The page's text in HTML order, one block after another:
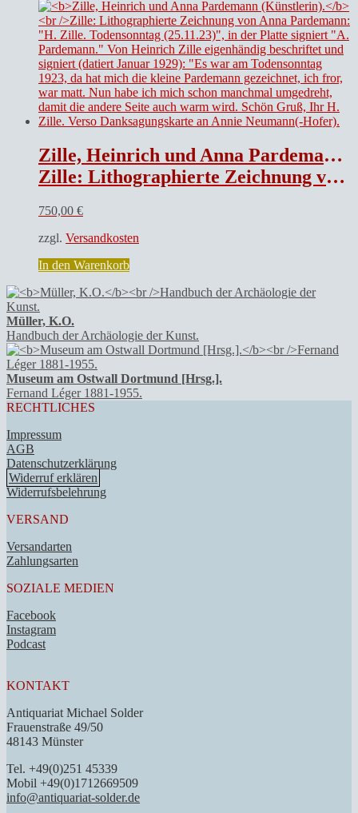
Zille, Heinrich und Anna Pardemann (Künstlerin).
Zille: Lithographierte Zeichnung von Anna Pardemann: „H. Zille. Todensonntag (25.11.23)“, in der Platte signiert „A. Pardemann.“ Von Heinrich Zille eigenhändig beschriftet und signiert (datiert Januar 1929): „Es war am Todensonntag 1923, da hat mich die kleine Pardemann gezeichnet, ich fror, war matt. Nun habe ich mich schon manchmal umgedreht, damit die andere Seite auch warm wird. Schön Gruß, Ihr H. Zille. Verso Danksagungskarte an Annie Neumann(-Hofer).
750,00 €
zzgl. Versandkosten
In den Warenkorb
Müller, K.O.
Handbuch der Archäologie der Kunst.
Museum am Ostwall Dortmund [Hrsg.].
Fernand Léger 1881-1955.
RECHTLICHES
Impressum
AGB
Datenschutzerklärung
Widerruf erklären
Widerrufsbelehrung
VERSAND
Versandarten
Zahlungsarten
SOZIALE MEDIEN
Facebook
Instagram
Podcast
KONTAKT
Antiquariat Michael Solder
Frauenstraße 49/50
48143 Münster
Tel. +49(0)251 45339
Mobil +49(0)1712669509
info@antiquariat-solder.de